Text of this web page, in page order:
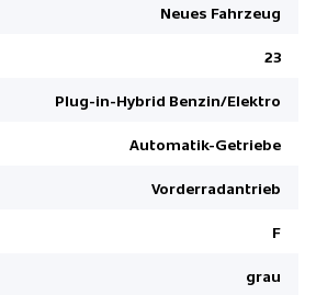
Neues Fahrzeug
23
Plug-in-Hybrid Benzin/Elektro
Automatik-Getriebe
Vorderradantrieb
F
grau